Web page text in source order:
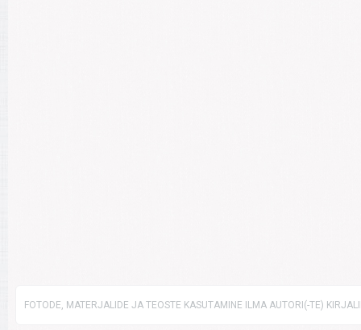
FOTODE, MATERJALIDE JA TEOSTE KASUTAMINE ILMA AUTORI(-TE)